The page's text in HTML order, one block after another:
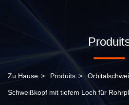
Zu Hause > Produits >
Schweißkopf mit tiefem Loch für